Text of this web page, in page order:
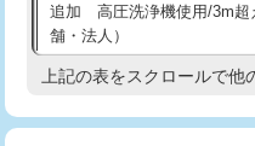
給水管工事※（塩ビ管（VP
用/3ｍまで)
給水管工事※（塩ビ管（VP
追加 高圧洗浄機使用/3m超
舗・法人）
高度高圧洗浄換
上記の表をスクロールで他